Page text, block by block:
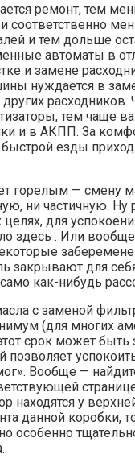
ремонт, тем
соответственно
и тем дольше
автоматы в
и замене
нуждается в
других
тем чаще
и в АКПП. За
езды
горелым — смену
ни частичную. Ну
целях, для
здесь . Или
закрывают для
как-нибудь
с заменой
(для многих
срок может быть
позволяет
Вообще —
находятся у
данной коробки,
особенно